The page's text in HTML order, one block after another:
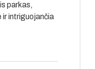
parkas,
ir intriguojančia